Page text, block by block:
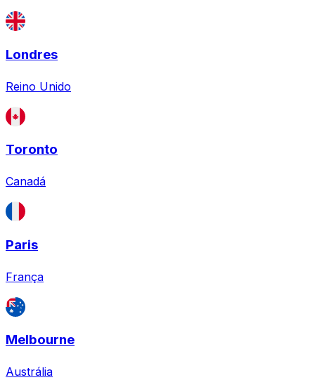
Londres
Reino Unido
Toronto
Canadá
Paris
França
Melbourne
Austrália